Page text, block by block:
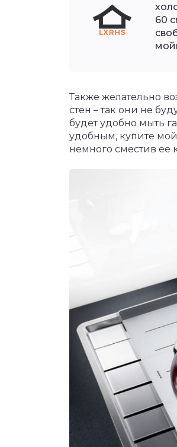
60
Также желательно
стен – так они не
будет удобно мыть
удобным, купите
немного сместив ее